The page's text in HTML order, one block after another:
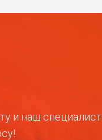
и наш специалист